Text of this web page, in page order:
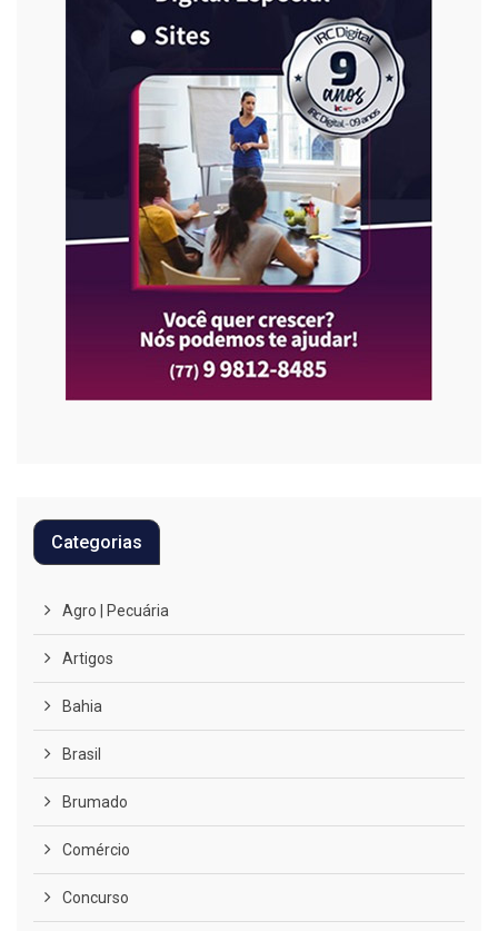
Categorias
Agro | Pecuária
Artigos
Bahia
Brasil
Brumado
Comércio
Concurso